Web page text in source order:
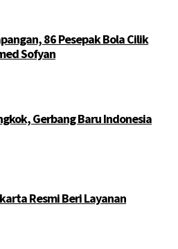
86 Pesepak Bola Cilik
Sofyan
Gerbang Baru Indonesia
Resmi Beri Layanan